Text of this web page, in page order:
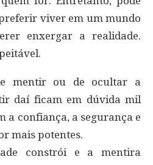
viver em um mundo
enxergar a realidade.
mentir ou de ocultar a
daí ficam em dúvida mil
a confiança, a segurança e
mais potentes.
constrói e a mentira